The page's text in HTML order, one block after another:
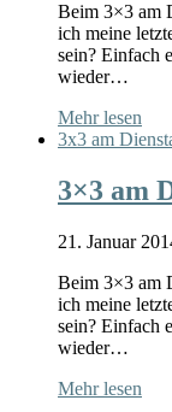
Beim 3×3 am
ich meine
sein? Einfach
wieder…
Mehr lesen
3x3 am
3×3 am
21. Januar
Beim 3×3 am
ich meine
sein? Einfach
wieder…
Mehr lesen